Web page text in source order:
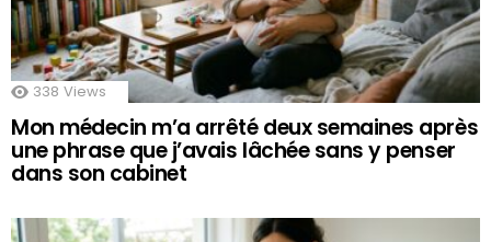
338 Views
Mon médecin m’a arrêté deux semaines après
une phrase que j’avais lâchée sans y penser
dans son cabinet